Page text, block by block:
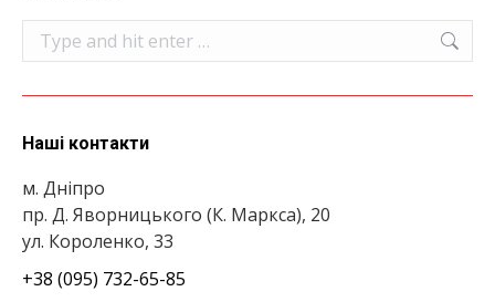
Search:
Наші контакти
м. Дніпро
пр. Д. Яворницького (К. Маркса), 20
ул. Короленко, 33
+38 (095) 732-65-85